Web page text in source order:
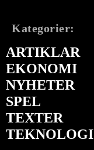
Kategorier:
ARTIKLAR
EKONOMI
NYHETER
SPEL
TEXTER
TEKNOLOGI